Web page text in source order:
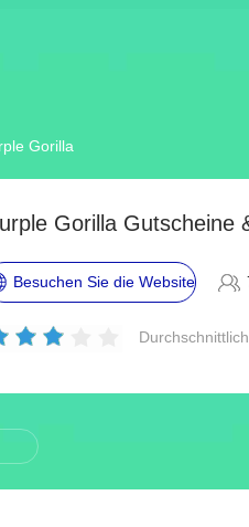
Gorilla
Gorilla Gutscheine
Besuchen Sie die Website